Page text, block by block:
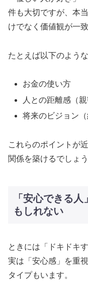
件も大切ですが、本
けでなく価値観が一
たとえば以下のような
お金の使い方
人との距離感（親
将来のビジョン（
これらのポイントが
関係を築けるでしょう
「安心できる
もしれない
ときには「ドキドキ
実は「安心感」を重
タイプもいます。